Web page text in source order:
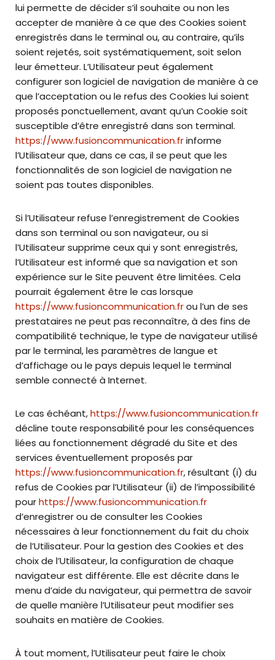
lui permette de décider s’il souhaite ou non les
accepter de manière à ce que des Cookies soient
enregistrés dans le terminal ou, au contraire, qu’ils
soient rejetés, soit systématiquement, soit selon
leur émetteur. L’Utilisateur peut également
configurer son logiciel de navigation de manière à ce
que l’acceptation ou le refus des Cookies lui soient
proposés ponctuellement, avant qu’un Cookie soit
susceptible d’être enregistré dans son terminal.
https://www.fusioncommunication.frinforme
l’Utilisateur que, dans ce cas, il se peut que les
fonctionnalités de son logiciel de navigation ne
soient pas toutes disponibles.
Si l’Utilisateur refuse l’enregistrement de Cookies
dans son terminal ou son navigateur, ou si
l’Utilisateur supprime ceux qui y sont enregistrés,
l’Utilisateur est informé que sa navigation et son
expérience sur le Site peuvent être limitées. Cela
pourrait également être le cas lorsque
https://www.fusioncommunication.frou l’un de ses
prestataires ne peut pas reconnaître, à des fins de
compatibilité technique, le type de navigateur utilisé
par le terminal, les paramètres de langue et
d’affichage ou le pays depuis lequel le terminal
semble connecté à Internet.
Le cas échéant,https://www.fusioncommunication.fr
décline toute responsabilité pour les conséquences
liées au fonctionnement dégradé du Site et des
services éventuellement proposés par
https://www.fusioncommunication.fr, résultant (i) du
refus de Cookies par l’Utilisateur (ii) de l’impossibilité
pourhttps://www.fusioncommunication.fr
d’enregistrer ou de consulter les Cookies
nécessaires à leur fonctionnement du fait du choix
de l’Utilisateur. Pour la gestion des Cookies et des
choix de l’Utilisateur, la configuration de chaque
navigateur est différente. Elle est décrite dans le
menu d’aide du navigateur, qui permettra de savoir
de quelle manière l’Utilisateur peut modifier ses
souhaits en matière de Cookies.
À tout moment, l’Utilisateur peut faire le choix